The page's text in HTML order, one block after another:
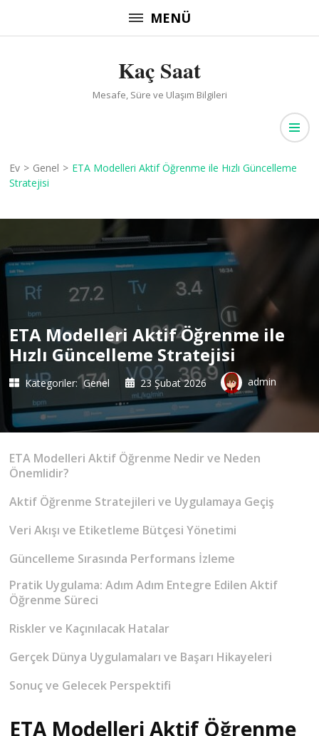
atla
MENÜ
Kaç Saat
Mesafe, Süre ve Ulaşım Bilgileri
Ev > Genel > ETA Modelleri Aktif Öğrenme ile Hızlı Güncelleme
Stratejisi
ETA Modelleri Aktif Öğrenme ile
Hızlı Güncelleme Stratejisi
Kategoriler: Genel 23 Şubat 2026 admin
ETA Modelleri Aktif Öğrenme Nedir ve Neden
Önemlidir?
Aktif Öğrenme Stratejileri ve Uygulamaya Geçiş
Veri Akışı ve Etiketleme Bütçesi Yönetimi
Güncelleme Sırasında Performans İzleme
Pratik Uygulama: Adım Adım Entegre Edilen Aktif
Öğrenme Süreci
Riskler ve Kaçınılacak Hatalar
Gerçek Dünya Uygulamaları ve Başarı Hikayeleri
Sonuç ve Gelecek Perspektifi
ETA Modelleri Aktif Öğrenme